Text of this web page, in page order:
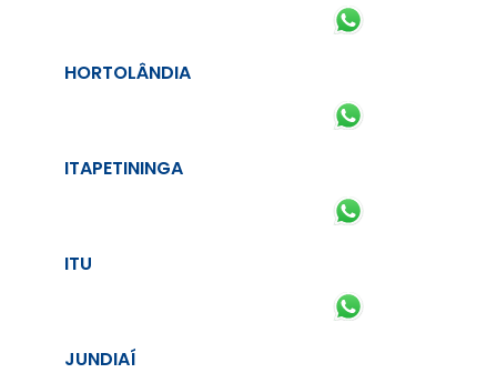
HORTOLÂNDIA
ITAPETININGA
ITU
JUNDIAÍ